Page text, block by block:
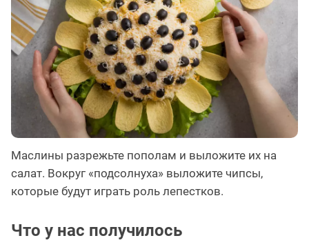
Маслины разрежьте пополам и выложите их на
салат. Вокруг «подсолнуха» выложите чипсы,
которые будут играть роль лепестков.
Что у нас получилось